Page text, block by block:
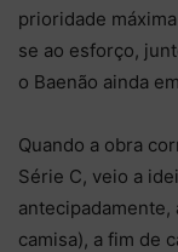
prioridade
se ao esforço,
o Baenão ainda
Quando a obra
Série C, veio a
camisa), a fim de